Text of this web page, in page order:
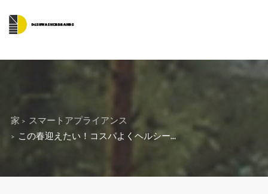
家
スマートアプライアンス
この春迎えたい！コスパよくヘルシー...